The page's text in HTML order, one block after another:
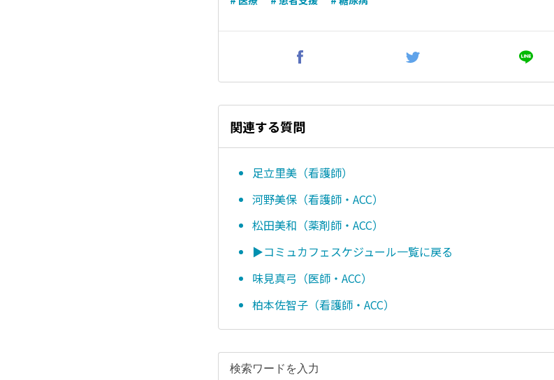
関連する質問
足立里美（看護師）
河野美保（看護師・ACC）
松田美和（薬剤師・ACC）
▶コミュカフェスケジュール一覧に戻る
味見真弓（医師・ACC）
柏本佐智子（看護師・ACC）